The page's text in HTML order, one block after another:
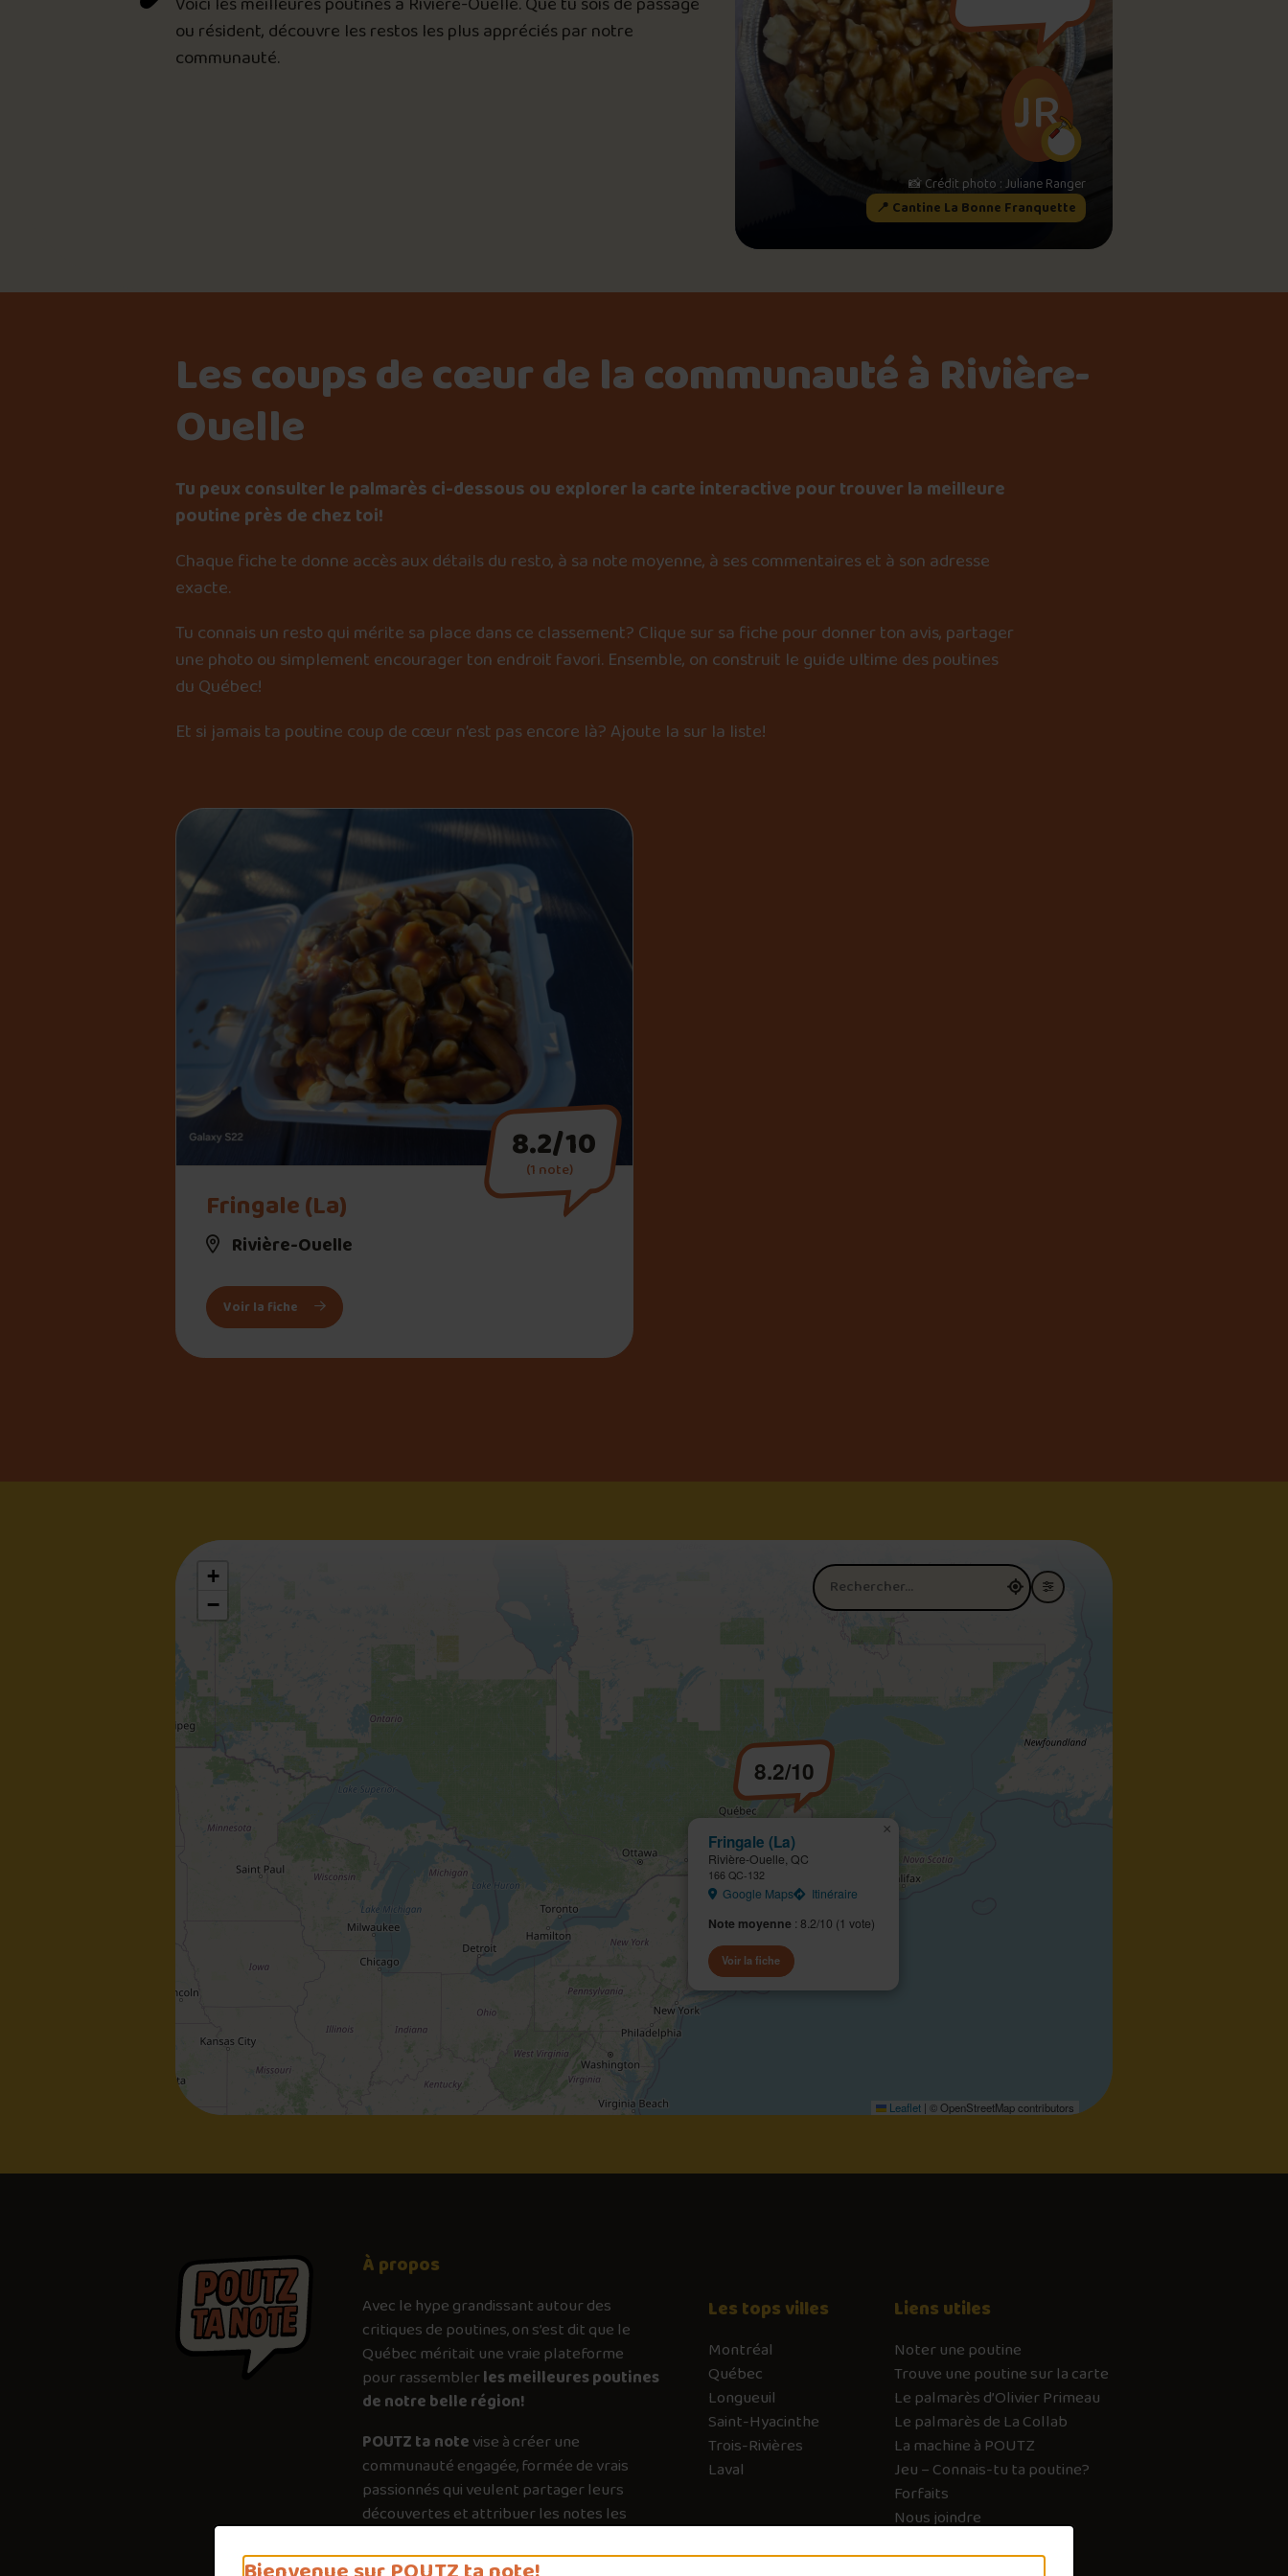
Le palmarès d’Olivier Primeau
Jeu – Connais-tu ta poutine?
Me connecter
ou résident, découvre les restos les plus appréciés par notre
communauté.
JR
📸 Crédit photo : Juliane Ranger
📍 Cantine La Bonne Franquette
Les coups de cœur de la communauté à Rivière-
Ouelle
Tu peux consulter le palmarès ci-dessous ou explorer la carte interactive pour trouver la meilleure
poutine près de chez toi!
Chaque fiche te donne accès aux détails du resto, à sa note moyenne, à ses commentaires et à son adresse
exacte.
Tu connais un resto qui mérite sa place dans ce classement? Clique sur sa fiche pour donner ton avis, partager
une photo ou simplement encourager ton endroit favori. Ensemble, on construit le guide ultime des poutines
du Québec!
Et si jamais ta poutine coup de cœur n’est pas encore là? Ajoute la sur la liste!
Fringale (La)
Rivière-Ouelle
8.2/10
(1 note)
Voir la fiche : Fringale (La)
Nom du restaurant
8.2/10
Fringale (La)
Rivière-Ouelle, QC
166 QC-132
Google Maps
Itinéraire
Note moyenne : 8.2/10 (1 vote)
Voir la fiche
×
+
−
Leaflet | © OpenStreetMap contributors
À propos
Avec lehypegrandissant autour des
critiques de poutines, on s’est dit que le
Québec méritait une vraie plateforme
pour rassemblerles meilleures poutines
de notre belle région!
POUTZ ta notevise à créer une
communauté engagée, formée de vrais
passionnés qui veulent partager leurs
découvertes et attribuer les notes les
importance pour guider les autres vers les
Les tops villes
Montréal
Québec
Longueuil
Saint-Hyacinthe
Trois-Rivières
Laval
Liens utiles
Noter une poutine
Trouve une poutine sur la carte
Le palmarès d’Olivier Primeau
Le palmarès de La Collab
La machine à POUTZ
Jeu – Connais-tu ta poutine?
Forfaits
Nous joindre